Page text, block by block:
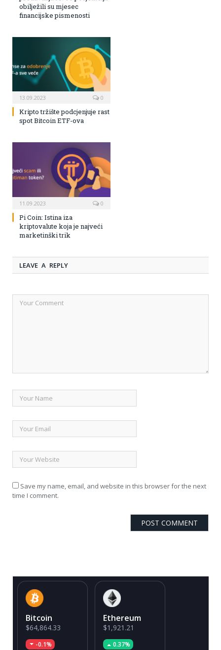
obilježili su mjesec
financijske pismenosti
13.09.2023 0
Kripto tržište podcjenjuje rast
spot Bitcoin ETF-ova
11.09.2023 0
Pi Coin: Istina iza
kriptovalute koja je najveći
marketinški trik
LEAVE A REPLY
Save my name, email, and website in this browser for the next
time I comment.
Bitcoin
$64,864.33
-0.1%
Ethereum
$1,921.21
0.37%